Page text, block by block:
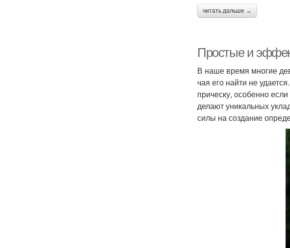
читать дальше →
Простые и
В наше время многие
чая его найти не
прическу, особенно
делают уникальных
силы на создание